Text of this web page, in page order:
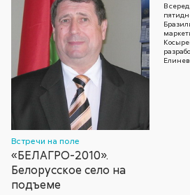
2026 2025
Герой номера
2026 2025
Встречи на поле
«БЕЛАГРО-2010».
Белорусское село на
подъеме
В